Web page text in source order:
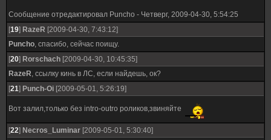
Сообщение отредактировал Puncho - Четверг, 2009-04-30, 5:54:25
[19] RazeR [2009-04-30, 7:43:12]
Puncho, спасибо, сейчас поищу.
[20] Rorschach [2009-04-30, 10:45:35]
RazeR, ссылку кинь в ЛС, если найдешь, ок?
[21] Punch-Oi [2009-05-01, 5:26:19]
Вот залил,только без intro-outro роликов,звиняйте
[22] Necros_Luminar [2009-05-01, 5:30:40]